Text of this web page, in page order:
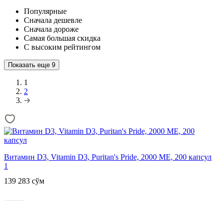
Популярные
Сначала дешевле
Сначала дороже
Самая большая скидка
С высоким рейтингом
Показать еще 9
1
2
Витамин D3, Vitamin D3, Puritan's Pride, 2000 МЕ, 200 капсул
1
139 283 сўм